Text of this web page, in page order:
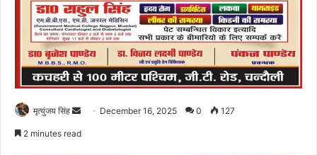
मृत्युंजय सिंह
Send December 16, 2025 0 127
2 minutes read